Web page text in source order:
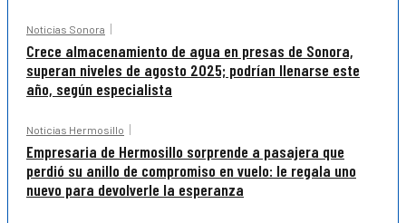
Noticias Sonora
Crece almacenamiento de agua en presas de Sonora,
superan niveles de agosto 2025; podrían llenarse este
año, según especialista
Noticias Hermosillo
Empresaria de Hermosillo sorprende a pasajera que
perdió su anillo de compromiso en vuelo: le regala uno
nuevo para devolverle la esperanza